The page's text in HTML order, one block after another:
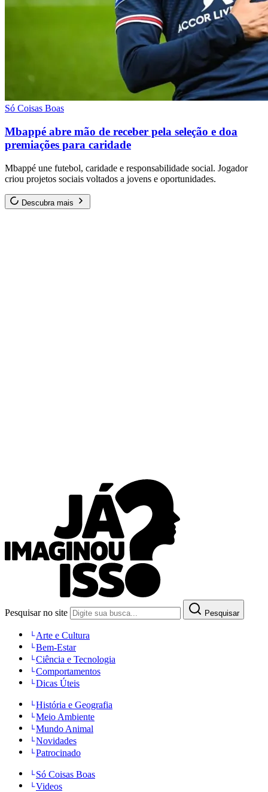
Só Coisas Boas
Mbappé abre mão de receber pela seleção e doa
premiações para caridade
Mbappé une futebol, caridade e responsabilidade social. Jogador
criou projetos sociais voltados a jovens e oportunidades.
Descubra mais
Pesquisar no site Pesquisar
Arte e Cultura
Bem-Estar
Ciência e Tecnologia
Comportamentos
Dicas Úteis
História e Geografia
Meio Ambiente
Mundo Animal
Novidades
Patrocinado
Só Coisas Boas
Videos